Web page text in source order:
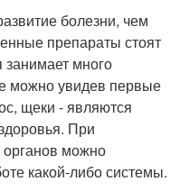
болезни, чем
препараты стоят
много
можно увидев первые
щеки - являются
При
органов можно
какой-либо системы.